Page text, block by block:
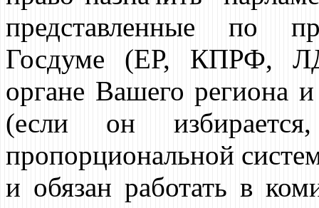
представленные по
Госдуме (ЕР, КПРФ,
органе Вашего региона
(если он
пропорциональной
и обязан работать в